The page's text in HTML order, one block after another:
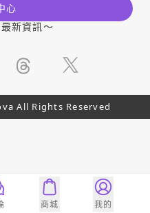
心
新資訊～
All Rights Reserved
商城 我的